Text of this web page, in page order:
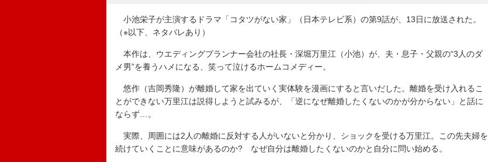
小池栄子が主演するドラマ「コタツがない家」（日本テレビ系）の第9話が、13日に放送された。
（※以下、ネタバレあり）
本作は、ウエディングプランナー会社の社長・深堀万里江（小池）が、夫・息子・父親の“3人のダ
メ男”を養うハメになる、笑って泣けるホームコメディー。
悠作（吉岡秀隆）が離婚して家を出ていく実体験を漫画にすると言いだした。離婚を受け入れるこ
とができない万里江は説得しようと試みるが、「逆になぜ離婚したくないのかが分からない」と話に
ならず…。
実際、周囲には2人の離婚に反対する人がいないと分かり、ショックを受ける万里江。この先夫婦を
続けていくことに意味があるのか? なぜ自分は離婚したくないのかと自分に問い始める。